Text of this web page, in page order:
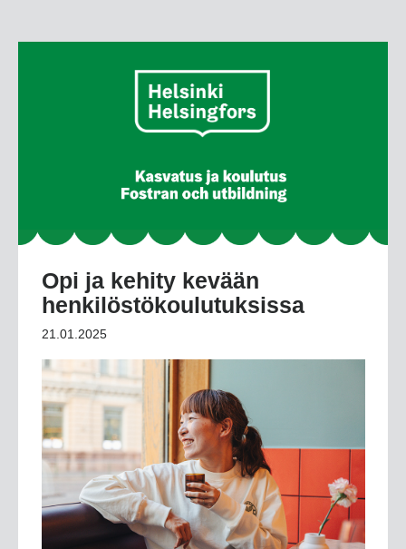
Opi ja kehity kevään
henkilöstökoulutuksissa
21.01.2025